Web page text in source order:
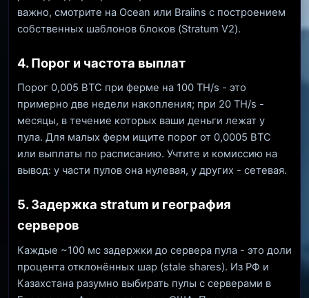
важно, смотрите на Ocean или Braiins с построением
собственных шаблонов блоков (Stratum V2).
4. Порог и частота выплат
Порог 0,005 BTC при ферме на 100 TH/s - это
примерно две недели накопления; при 20 TH/s -
месяцы, в течение которых ваши деньги лежат у
пула. Для малых ферм ищите порог от 0,0005 BTC
или выплаты по расписанию. Учтите и комиссию на
вывод: у части пулов она нулевая, у других - сетевая.
5. Задержка stratum и география
серверов
Каждые ~100 мс задержки до сервера пула - это доли
процента отклонённых шар (stale shares). Из РФ и
Казахстана разумно выбирать пулы с серверами в